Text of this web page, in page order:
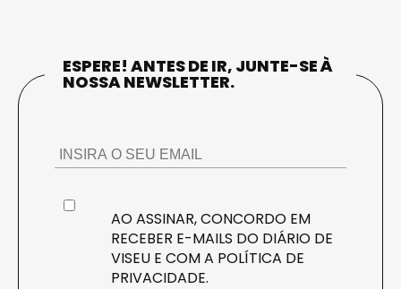
ESPERE! ANTES DE IR, JUNTE-SE À
NOSSA NEWSLETTER.
AO ASSINAR, CONCORDO EM
RECEBER E-MAILS DO DIÁRIO DE
VISEU E COM A POLÍTICA DE
PRIVACIDADE.